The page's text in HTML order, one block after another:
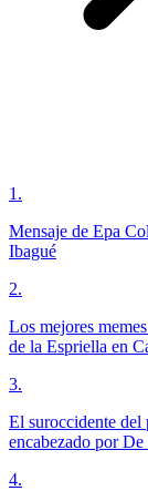
1 .
Mensaje de Epa
Ibagué
2.
Los mejores
de la Espriella en
3.
El suroccidente del
encabezado por
4.